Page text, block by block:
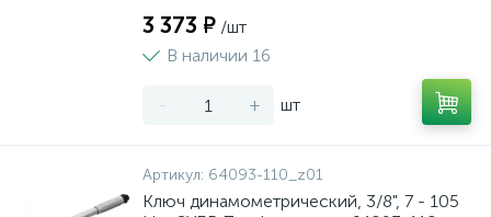
3 373 ₽ /шт
В наличии 16
- + шт
Артикул: 64093-110_z01
Ключ динамометрический, 3/8", 7 - 105